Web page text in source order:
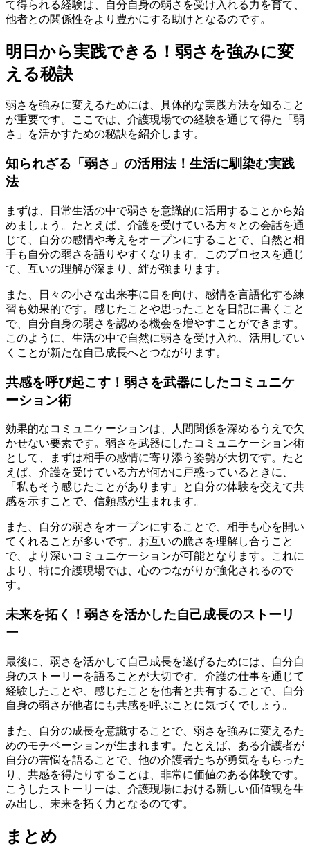
て得られる経験は、自分自身の弱さを受け入れる力を育て、
他者との関係性をより豊かにする助けとなるのです。
明日から実践できる！弱さを強みに変
える秘訣
弱さを強みに変えるためには、具体的な実践方法を知ること
が重要です。ここでは、介護現場での経験を通じて得た「弱
さ」を活かすための秘訣を紹介します。
知られざる「弱さ」の活用法！生活に馴染む実践
法
まずは、日常生活の中で弱さを意識的に活用することから始
めましょう。たとえば、介護を受けている方々との会話を通
じて、自分の感情や考えをオープンにすることで、自然と相
手も自分の弱さを語りやすくなります。このプロセスを通じ
て、互いの理解が深まり、絆が強まります。
また、日々の小さな出来事に目を向け、感情を言語化する練
習も効果的です。感じたことや思ったことを日記に書くこと
で、自分自身の弱さを認める機会を増やすことができます。
このように、生活の中で自然に弱さを受け入れ、活用してい
くことが新たな自己成長へとつながります。
共感を呼び起こす！弱さを武器にしたコミュニケ
ーション術
効果的なコミュニケーションは、人間関係を深めるうえで欠
かせない要素です。弱さを武器にしたコミュニケーション術
として、まずは相手の感情に寄り添う姿勢が大切です。たと
えば、介護を受けている方が何かに戸惑っているときに、
「私もそう感じたことがあります」と自分の体験を交えて共
感を示すことで、信頼感が生まれます。
また、自分の弱さをオープンにすることで、相手も心を開い
てくれることが多いです。お互いの脆さを理解し合うこと
で、より深いコミュニケーションが可能となります。これに
より、特に介護現場では、心のつながりが強化されるので
す。
未来を拓く！弱さを活かした自己成長のストーリ
ー
最後に、弱さを活かして自己成長を遂げるためには、自分自
身のストーリーを語ることが大切です。介護の仕事を通じて
経験したことや、感じたことを他者と共有することで、自分
自身の弱さが他者にも共感を呼ぶことに気づくでしょう。
また、自分の成長を意識することで、弱さを強みに変えるた
めのモチベーションが生まれます。たとえば、ある介護者が
自分の苦悩を語ることで、他の介護者たちが勇気をもらった
り、共感を得たりすることは、非常に価値のある体験です。
こうしたストーリーは、介護現場における新しい価値観を生
み出し、未来を拓く力となるのです。
まとめ